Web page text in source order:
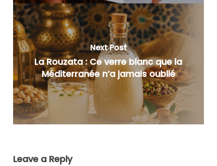
Next Post
La Rouzata : Ce verre blanc que la
Méditerranée n’a jamais oublié
Leave a Reply